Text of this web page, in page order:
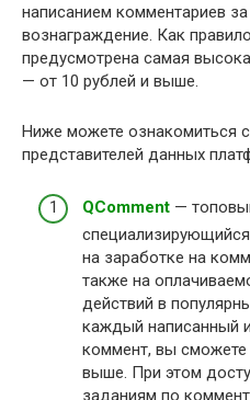
написанием комментариев
вознаграждение. Как
предусмотрена самая
— от 10 рублей и выше.
Ниже можете ознакомиться
представителей данных
QComment —
на заработке на
также на
действий в
каждый написанный
коммент, вы сможете
выше. При этом
заданиям по